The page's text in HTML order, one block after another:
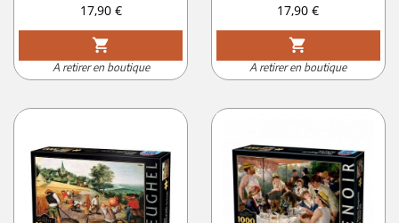
Prix
17,90 €
shopping_cart
A retirer en boutique
Prix
17,90 €
shopping_cart
A retirer en boutique